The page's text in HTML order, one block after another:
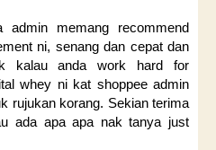
memang recommend
ni, senang dan cepat dan
kalau anda work hard for
whey ni kat shoppee admin
rujukan korang. Sekian terima
ada apa apa nak tanya just